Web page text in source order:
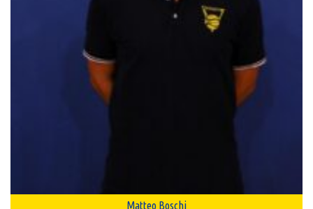
Matteo Boschi